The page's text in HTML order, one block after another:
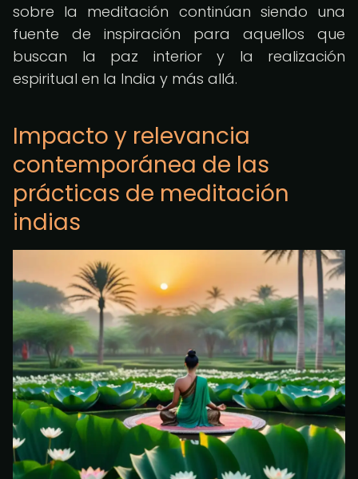
sobre la meditación continúan siendo una
fuente de inspiración para aquellos que
buscan la paz interior y la realización
espiritual en la India y más allá.
Impacto y relevancia
contemporánea de las
prácticas de meditación
indias